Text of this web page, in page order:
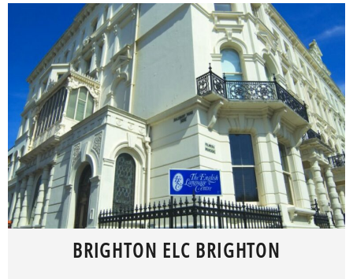
BRIGHTON ELC BRIGHTON